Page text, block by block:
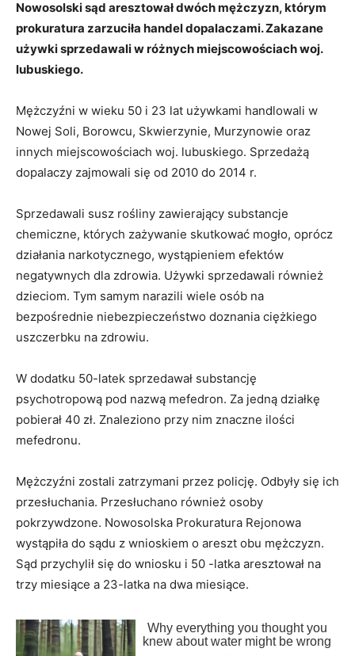
Nowosolski sąd aresztował dwóch mężczyzn, którym
prokuratura zarzuciła handel dopalaczami. Zakazane
używki sprzedawali w różnych miejscowościach woj.
lubuskiego.
Mężczyźni w wieku 50 i 23 lat używkami handlowali w
Nowej Soli, Borowcu, Skwierzynie, Murzynowie oraz
innych miejscowościach woj. lubuskiego. Sprzedażą
dopalaczy zajmowali się od 2010 do 2014 r.
Sprzedawali susz rośliny zawierający substancje
chemiczne, których zażywanie skutkować mogło, oprócz
działania narkotycznego, wystąpieniem efektów
negatywnych dla zdrowia. Używki sprzedawali również
dzieciom. Tym samym narazili wiele osób na
bezpośrednie niebezpieczeństwo doznania ciężkiego
uszczerbku na zdrowiu.
W dodatku 50-latek sprzedawał substancję
psychotropową pod nazwą mefedron. Za jedną działkę
pobierał 40 zł. Znaleziono przy nim znaczne ilości
mefedronu.
Mężczyźni zostali zatrzymani przez policję. Odbyły się ich
przesłuchania. Przesłuchano również osoby
pokrzywdzone. Nowosolska Prokuratura Rejonowa
wystąpiła do sądu z wnioskiem o areszt obu mężczyzn.
Sąd przychylił się do wniosku i 50 -latka aresztował na
trzy miesiące a 23-latka na dwa miesiące.